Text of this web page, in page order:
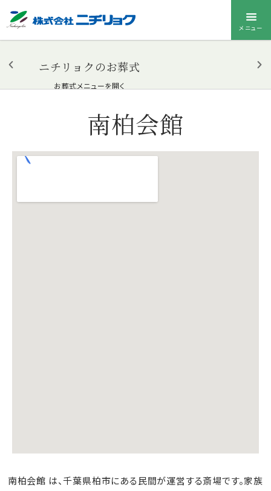
メニュー
ニチリョクのお葬式
お葬式メニューを開く
南柏会館
南柏会館 は、千葉県柏市にある民間が運営する斎場です。家族